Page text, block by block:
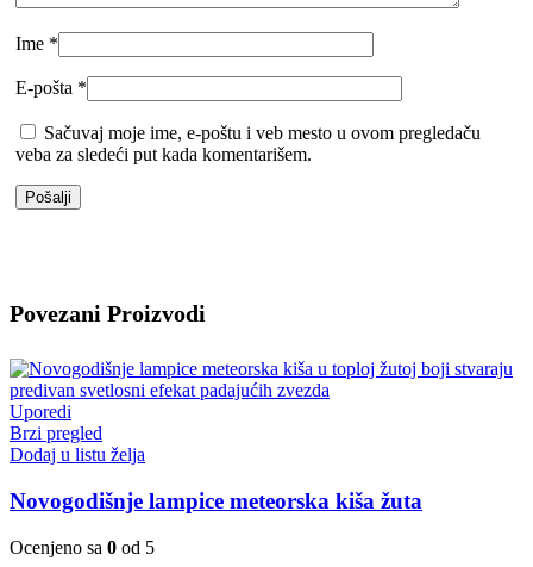
Ime *
E-pošta *
Sačuvaj moje ime, e-poštu i veb mesto u ovom pregledaču
veba za sledeći put kada komentarišem.
Povezani Proizvodi
Uporedi
Brzi pregled
Dodaj u listu želja
Novogodišnje lampice meteorska kiša žuta
Ocenjeno sa 0 od 5